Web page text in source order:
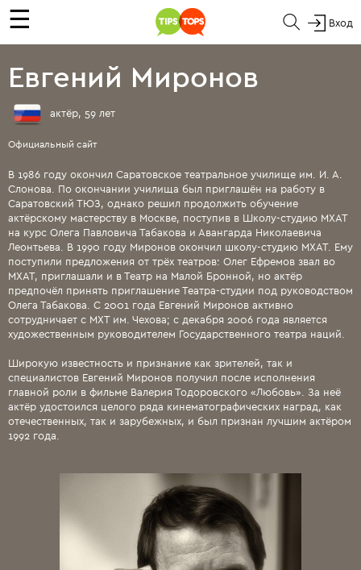
☰ Вход
Евгений Миронов
актёр, 59 лет
Официальный сайт
В 1986 году окончил Саратовское театральное училище им. И. А.
Слонова. По окончании училища был приглашён на работу в
Саратовский ТЮЗ, однако решил продолжить обучение
актёрскому мастерству в Москве, поступив в Школу-студию МХАТ
на курс Олега Павловича Табакова и Авангарда Николаевича
Леонтьева. В 1990 году Миронов окончил школу-студию МХАТ. Ему
поступили предложения от трёх театров: Олег Ефремов звал во
МХАТ, приглашали и в Театр на Малой Бронной, но актёр
предпочёл принять приглашение Театра-студии под руководством
Олега Табакова. С 2001 года Евгений Миронов активно
сотрудничает с МХТ им. Чехова; с декабря 2006 года является
художественным руководителем Государственного театра наций.
Широкую известность и признание как зрителей, так и
специалистов Евгений Миронов получил после исполнения
главной роли в фильме Валерия Тодоровского «Любовь». За неё
актёр удостоился целого ряда кинематографических наград, как
отечественных, так и зарубежных, и был признан лучшим актёром
1992 года.